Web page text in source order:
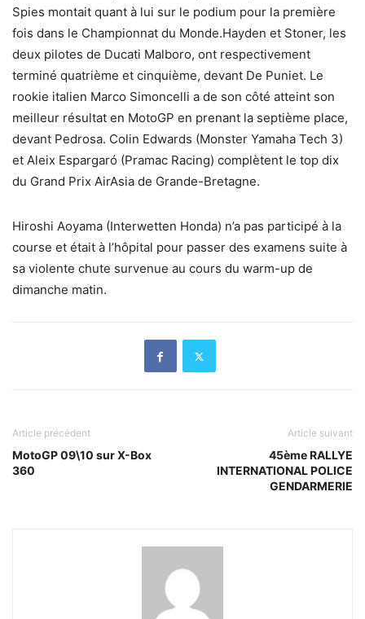
Spies montait quant à lui sur le podium pour la première
fois dans le Championnat du Monde.Hayden et Stoner, les
deux pilotes de Ducati Malboro, ont respectivement
terminé quatrième et cinquième, devant De Puniet. Le
rookie italien Marco Simoncelli a de son côté atteint son
meilleur résultat en MotoGP en prenant la septième place,
devant Pedrosa. Colin Edwards (Monster Yamaha Tech 3)
et Aleix Espargaró (Pramac Racing) complètent le top dix
du Grand Prix AirAsia de Grande-Bretagne.
Hiroshi Aoyama (Interwetten Honda) n’a pas participé à la
course et était à l’hôpital pour passer des examens suite à
sa violente chute survenue au cours du warm-up de
dimanche matin.
Article précédent
MotoGP 09\10 sur X-Box
360
Article suivant
45ème RALLYE
INTERNATIONAL POLICE
GENDARMERIE